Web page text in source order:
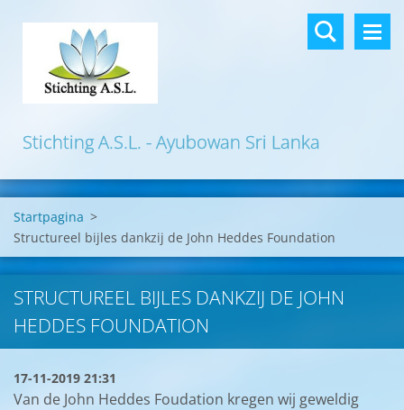
Stichting A.S.L. - Ayubowan Sri Lanka
Startpagina >
Structureel bijles dankzij de John Heddes Foundation
STRUCTUREEL BIJLES DANKZIJ DE JOHN
HEDDES FOUNDATION
17-11-2019 21:31
Van de John Heddes Foudation kregen wij geweldig